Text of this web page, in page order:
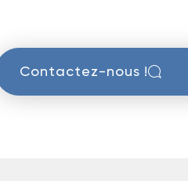
Contactez-nous !